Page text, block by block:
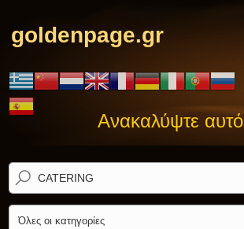
goldenpage.gr
Ανακαλύψτε αυτό